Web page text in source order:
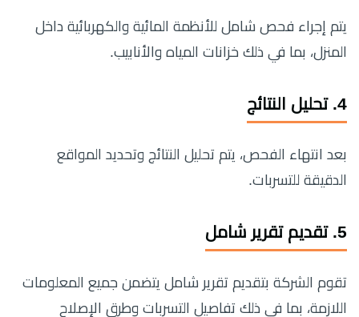
يتم إجراء فحص شامل للأنظمة المائية والكهربائية داخل
المنزل، بما في ذلك خزانات المياه والأنابيب.
4. تحليل النتائج
بعد انتهاء الفحص، يتم تحليل النتائج وتحديد المواقع
الدقيقة للتسربات.
5. تقديم تقرير شامل
تقوم الشركة بتقديم تقرير شامل يتضمن جميع المعلومات
اللازمة، بما في ذلك تفاصيل التسربات وطرق الإصلاح